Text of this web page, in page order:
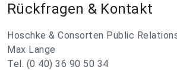
Rückfragen & Kontakt
Hoschke & Consorten Public
Max Lange
Tel. (0 40) 36 90 50 34